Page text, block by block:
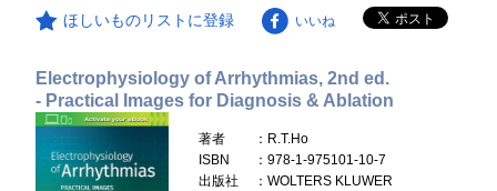
ほしいものリストに登録 いいね
Electrophysiology of Arrhythmias, 2nd ed.
- Practical Images for Diagnosis & Ablation
著者
：R.T.Ho
ISBN
：978-1-975101-10-7
出版社
：WOLTERS KLUWER